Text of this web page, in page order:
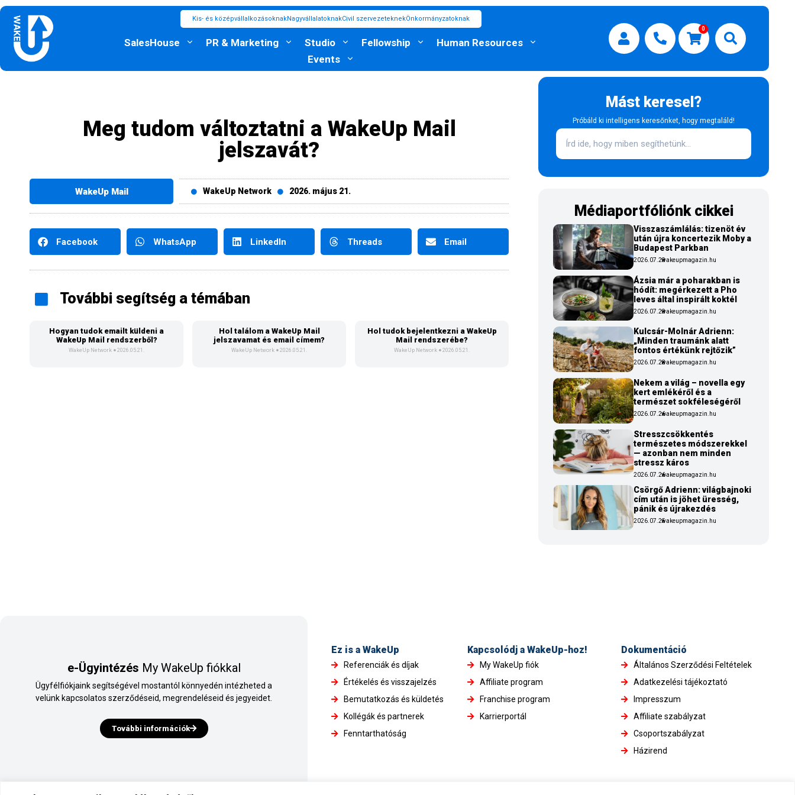
Kis- és középvállalkozásoknakNagyvállalatoknakCivil szervezeteknekÖnkormányzatoknak
SalesHouse PR & Marketing Studio Fellowship
Human Resources
Events
0
Meg tudom változtatni a WakeUp Mail
jelszavát?
WakeUp Mail WakeUp Network 2026. május 21.
Facebook WhatsApp LinkedIn Threads Email
További segítség a témában
Hogyan tudok emailt küldeni a
WakeUp Mail rendszerből?
WakeUp Network 2026.05.21.
Hol találom a WakeUp Mail
jelszavamat és email címem?
WakeUp Network 2026.05.21.
Hol tudok bejelentkezni a WakeUp
Mail rendszerébe?
WakeUp Network 2026.05.21.
Mást keresel?
Próbáld ki intelligens keresőnket, hogy megtaláld!
Médiaportfóliónk cikkei
Visszaszámlálás: tizenöt év
után újra koncertezik Moby a
Budapest Parkban
2026.07.29wakeupmagazin.hu
Ázsia már a poharakban is
hódít: megérkezett a Pho
leves által inspirált koktél
2026.07.29wakeupmagazin.hu
Kulcsár-Molnár Adrienn:
„Minden traumánk alatt
fontos értékünk rejtőzik”
2026.07.28wakeupmagazin.hu
Nekem a világ – novella egy
kert emlékéről és a
természet sokféleségéről
2026.07.26wakeupmagazin.hu
Stresszcsökkentés
természetes módszerekkel
— azonban nem minden
stressz káros
2026.07.26wakeupmagazin.hu
Csörgő Adrienn: világbajnoki
cím után is jöhet üresség,
pánik és újrakezdés
2026.07.25wakeupmagazin.hu
e-Ügyintézés My WakeUp fiókkal
Ügyfélfiókjaink segítségével mostantól könnyedén intézheted a
velünk kapcsolatos szerződéseid, megrendeléseid és jegyeidet.
További információk
Ez is a WakeUp
Referenciák és díjak
Értékelés és visszajelzés
Bemutatkozás és küldetés
Kollégák és partnerek
Fenntarthatóság
Kapcsolódj a WakeUp-hoz!
My WakeUp fiók
Affiliate program
Franchise program
Karrierportál
Dokumentáció
Általános Szerződési Feltételek
Adatkezelési tájékoztató
Impresszum
Affiliate szabályzat
Csoportszabályzat
Házirend